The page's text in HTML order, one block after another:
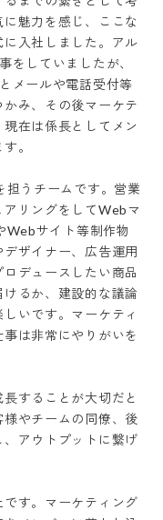
魅力を感じ、ここな
入社しました。アル
をしていましたが、
メールや電話受付等
み、その後マーケテ
在は係長としてメン
。
担うチームです。営業
リングをしてWebマ
Webサイト等制作物
ザイナー、広告運用
デュースしたい商品
るか、建設的な議論
いです。マーケティ
は非常にやりがいを
することが大切だと
やチームの同僚、後
アウトプットに繋げ
す。マーケティング